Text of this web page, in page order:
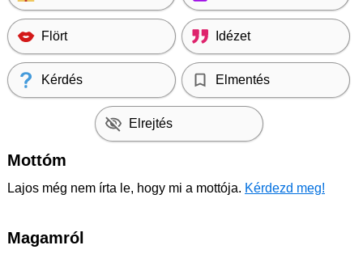
Flört Idézet
Kérdés Elmentés
Elrejtés
Mottóm
Lajos még nem írta le, hogy mi a mottója. Kérdezd meg!
Magamról